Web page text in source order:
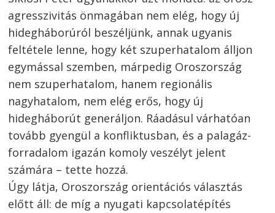
agresszivitás önmagában nem elég, hogy új
hidegháborúról beszéljünk, annak ugyanis
feltétele lenne, hogy két szuperhatalom álljon
egymással szemben, márpedig Oroszország
nem szuperhatalom, hanem regionális
nagyhatalom, nem elég erős, hogy új
hidegháborút generáljon. Ráadásul várhatóan
tovább gyengül a konfliktusban, és a palagáz-
forradalom igazán komoly veszélyt jelent
számára – tette hozzá.
Úgy látja, Oroszország orientációs választás
előtt áll: de míg a nyugati kapcsolatépítés